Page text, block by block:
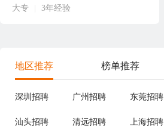
大专
3年经验
地区推荐 榜单推荐
深圳招聘 广州招聘 东莞招聘
汕头招聘 清远招聘 上海招聘